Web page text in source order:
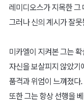
레미디오스가 지목한 그
그러나 신의 계시가 잘
미카엘이 지켜본 그는
자신을 보살피지 않았
품격과 위엄이 느껴졌다.
또한 그는 항상 선행을